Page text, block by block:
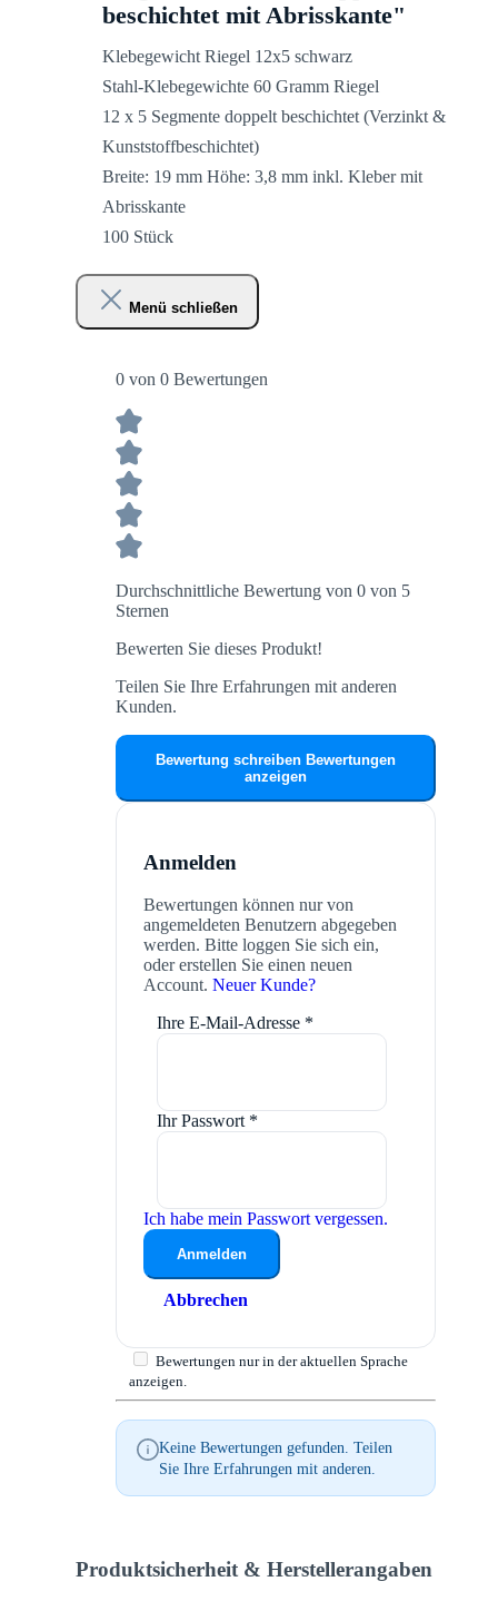
beschichtet mit Abrisskante"
Klebegewicht Riegel 12x5 schwarz
Stahl-Klebegewichte 60 Gramm Riegel
12 x 5 Segmente doppelt beschichtet (Verzinkt &
Kunststoffbeschichtet)
Breite: 19 mm Höhe: 3,8 mm inkl. Kleber mit
Abrisskante
100 Stück
Menü schließen
0 von 0 Bewertungen
Durchschnittliche Bewertung von 0 von 5
Sternen
Bewerten Sie dieses Produkt!
Teilen Sie Ihre Erfahrungen mit anderen
Kunden.
Bewertung schreiben Bewertungen
anzeigen
Anmelden
Bewertungen können nur von
angemeldeten Benutzern abgegeben
werden. Bitte loggen Sie sich ein,
oder erstellen Sie einen neuen
Account. Neuer Kunde?
Ihre E-Mail-Adresse *
Ihr Passwort *
Ich habe mein Passwort vergessen.
Anmelden
Abbrechen
Bewertungen nur in der aktuellen Sprache
anzeigen.
Keine Bewertungen gefunden. Teilen
Sie Ihre Erfahrungen mit anderen.
Produktsicherheit & Herstellerangaben